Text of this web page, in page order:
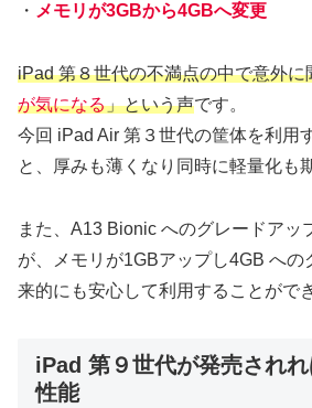
・ メモリが3GBから4GBへ変更
iPad 第８世代の不満点の中で意外に
が気になる」という声です。
今回 iPad Air 第３世代の筐体を利用
と、厚みも薄くなり同時に軽量化も
また、A13 Bionic へのグレードアッ
が、メモリが1GBアップし4GB への
来的にも安心して利用することがで
iPad 第９世代が発売され
性能